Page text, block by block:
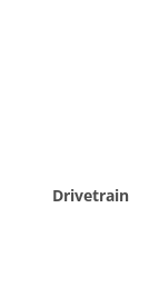
Drivetrain